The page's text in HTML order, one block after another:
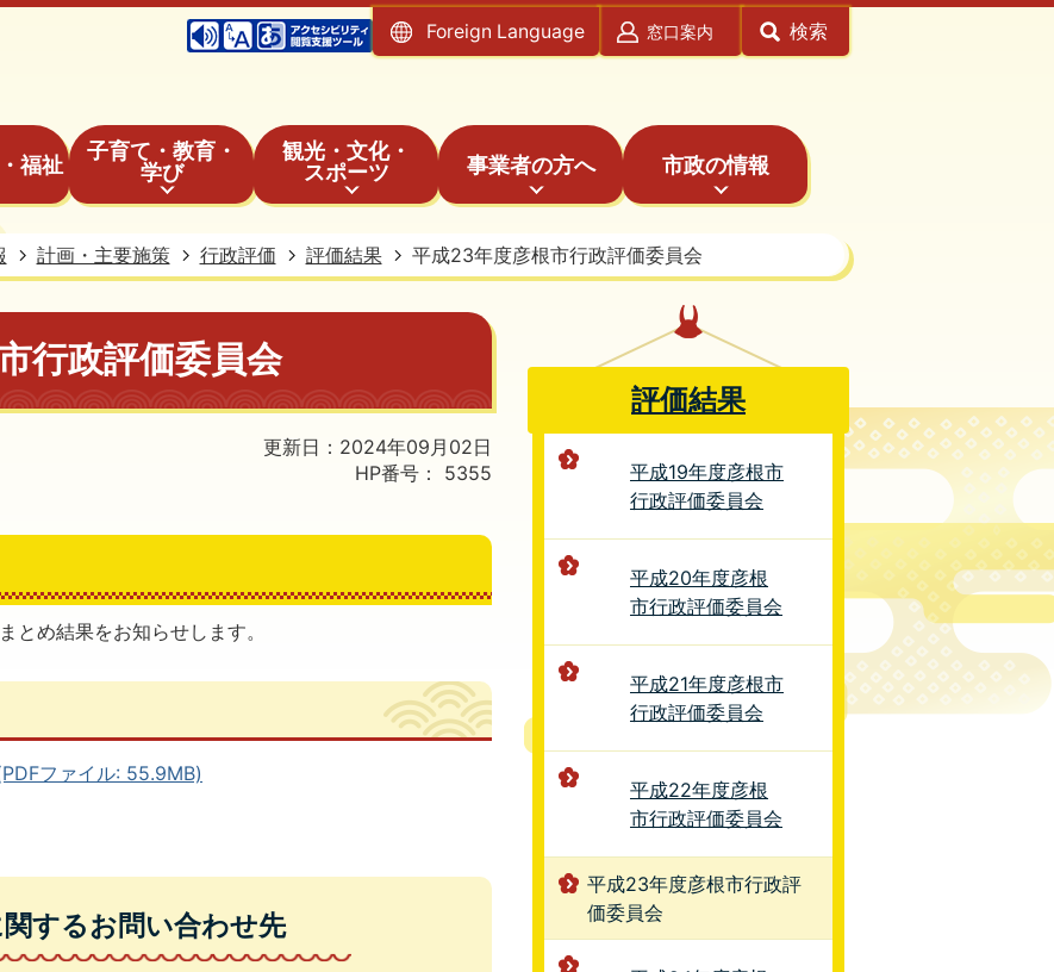
Foreign Language 窓口案内 検索
福祉
子育て・教育・
学び
観光・文化・
スポーツ
事業者の方へ 市政の情報
計画・主要施策 行政評価 評価結果 平成23年度彦根市行政評価委員会
行政評価委員会
更新日：2024年09月02日
HP番号：
5355
とめ結果をお知らせします。
ファイル: 55.9MB)
するお問い合わせ先
評価結果
平成19年度彦根市
行政評価委員会
平成20年度彦根
市行政評価委員会
平成21年度彦根市
行政評価委員会
平成22年度彦根
市行政評価委員会
平成23年度彦根市行政評
価委員会